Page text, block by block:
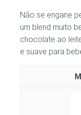
Não se engane
um blend muito
chocolate ao
e suave para